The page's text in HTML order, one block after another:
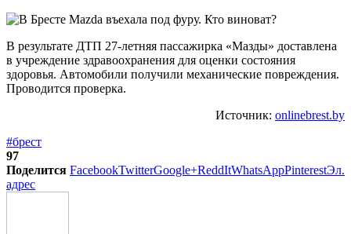
В результате ДТП 27-летняя пассажирка «Мазды» доставлена
в учреждение здравоохранения для оценки состояния
здоровья. Автомобили получили механические повреждения.
Проводится проверка.
Источник: onlinebrest.by
#брест
97
Поделится FacebookTwitterGoogle+ReddItWhatsAppPinterestЭл.
адрес